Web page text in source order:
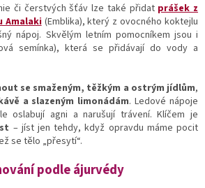
či čerstvých šťáv lze také přidat prášek z
Amalaki(Emblika), který z ovocného koktejlu
nápoj. Skvělým letním pomocníkem jsou i
semínka), která se přidávají do vody a
se smaženým, těžkým a ostrým jídlům,
a slazeným limonádám. Ledové nápoje
oslabují agni a narušují trávení. Klíčem je
– jíst jen tehdy, když opravdu máme pocit
se tělo „přesytí“.
podle ájurvédy